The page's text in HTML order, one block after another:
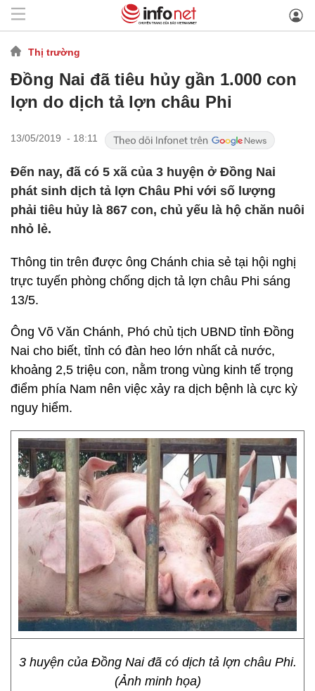
Thị trường
Đồng Nai đã tiêu hủy gần 1.000 con
lợn do dịch tả lợn châu Phi
13/05/2019 - 18:11
Đến nay, đã có 5 xã của 3 huyện ở Đồng Nai
phát sinh dịch tả lợn Châu Phi với số lượng
phải tiêu hủy là 867 con, chủ yếu là hộ chăn nuôi
nhỏ lẻ.
Thông tin trên được ông Chánh chia sẻ tại hội nghị
trực tuyến phòng chống dịch tả lợn châu Phi sáng
13/5.
Ông Võ Văn Chánh, Phó chủ tịch UBND tỉnh Đồng
Nai cho biết, tỉnh có đàn heo lớn nhất cả nước,
khoảng 2,5 triệu con, nằm trong vùng kinh tế trọng
điểm phía Nam nên việc xảy ra dịch bệnh là cực kỳ
nguy hiểm.
3 huyện của Đồng Nai đã có dịch tả lợn châu Phi.
(Ảnh minh họa)